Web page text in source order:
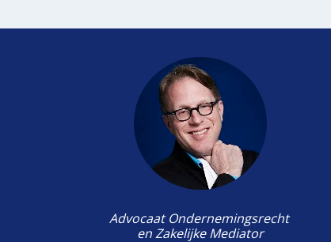
Advocaat Ondernemingsrecht
en Zakelijke Mediator